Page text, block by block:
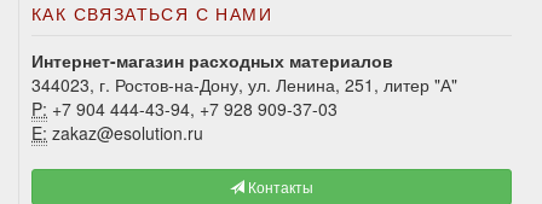
КАК СВЯЗАТЬСЯ С НАМИ
Интернет-магазин расходных материалов
344023, г. Ростов-на-Дону, ул. Ленина, 251, литер "А"
P: +7 904 444-43-94, +7 928 909-37-03
E: zakaz@esolution.ru
Контакты